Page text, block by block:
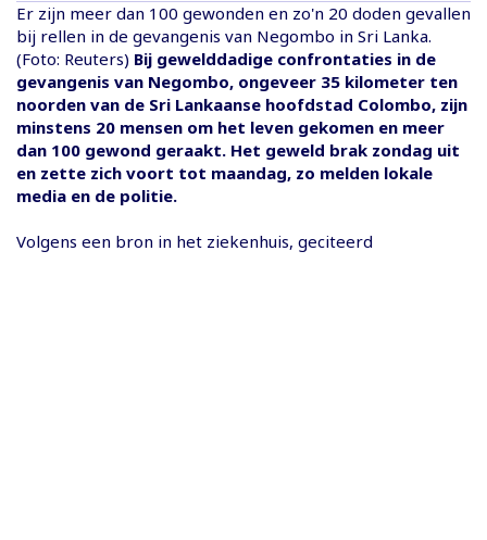
Er zijn meer dan 100 gewonden en zo'n 20 doden gevallen
bij rellen in de gevangenis van Negombo in Sri Lanka.
(Foto: Reuters) Bij gewelddadige confrontaties in de
gevangenis van Negombo, ongeveer 35 kilometer ten
noorden van de Sri Lankaanse hoofdstad Colombo, zijn
minstens 20 mensen om het leven gekomen en meer
dan 100 gewond geraakt. Het geweld brak zondag uit
en zette zich voort tot maandag, zo melden lokale
media en de politie.
Volgens een bron in het ziekenhuis, geciteerd